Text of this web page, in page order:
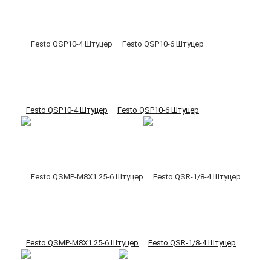
Festo QSP10-4 Штуцер Festo QSP10-6 Штуцер
Festo QSMP-M8X1.25-6 Штуцер Festo QSR-1/8-4 Штуцер